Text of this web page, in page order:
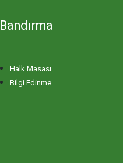
Bandırma
Halk Masası
Bilgi Edinme